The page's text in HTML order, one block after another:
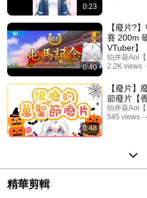
0:23
0:40
【廢片?
賽 200m
VTuber】
狛井葵Aoi【
2.2K views
0:48
【廢片】
節廢片【
狛井葵Aoi【
545 views
精華剪輯